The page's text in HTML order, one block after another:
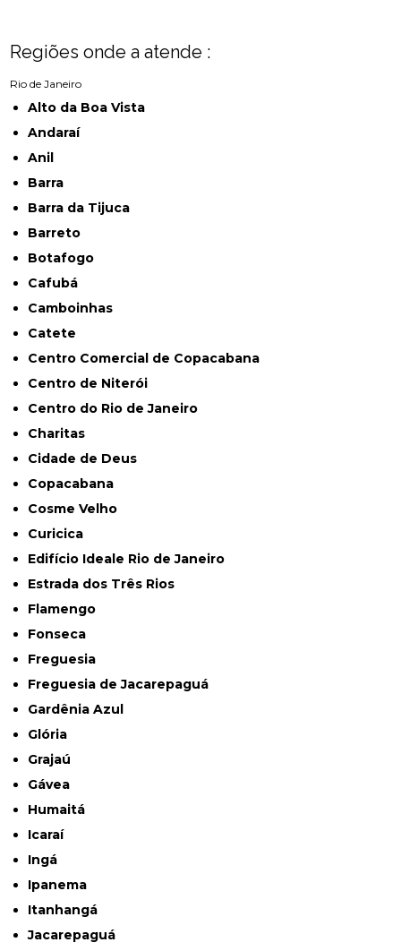
Regiões onde a atende :
Rio de Janeiro
Alto da Boa Vista
Andaraí
Anil
Barra
Barra da Tijuca
Barreto
Botafogo
Cafubá
Camboinhas
Catete
Centro Comercial de Copacabana
Centro de Niterói
Centro do Rio de Janeiro
Charitas
Cidade de Deus
Copacabana
Cosme Velho
Curicica
Edifício Ideale Rio de Janeiro
Estrada dos Três Rios
Flamengo
Fonseca
Freguesia
Freguesia de Jacarepaguá
Gardênia Azul
Glória
Grajaú
Gávea
Humaitá
Icaraí
Ingá
Ipanema
Itanhangá
Jacarepaguá